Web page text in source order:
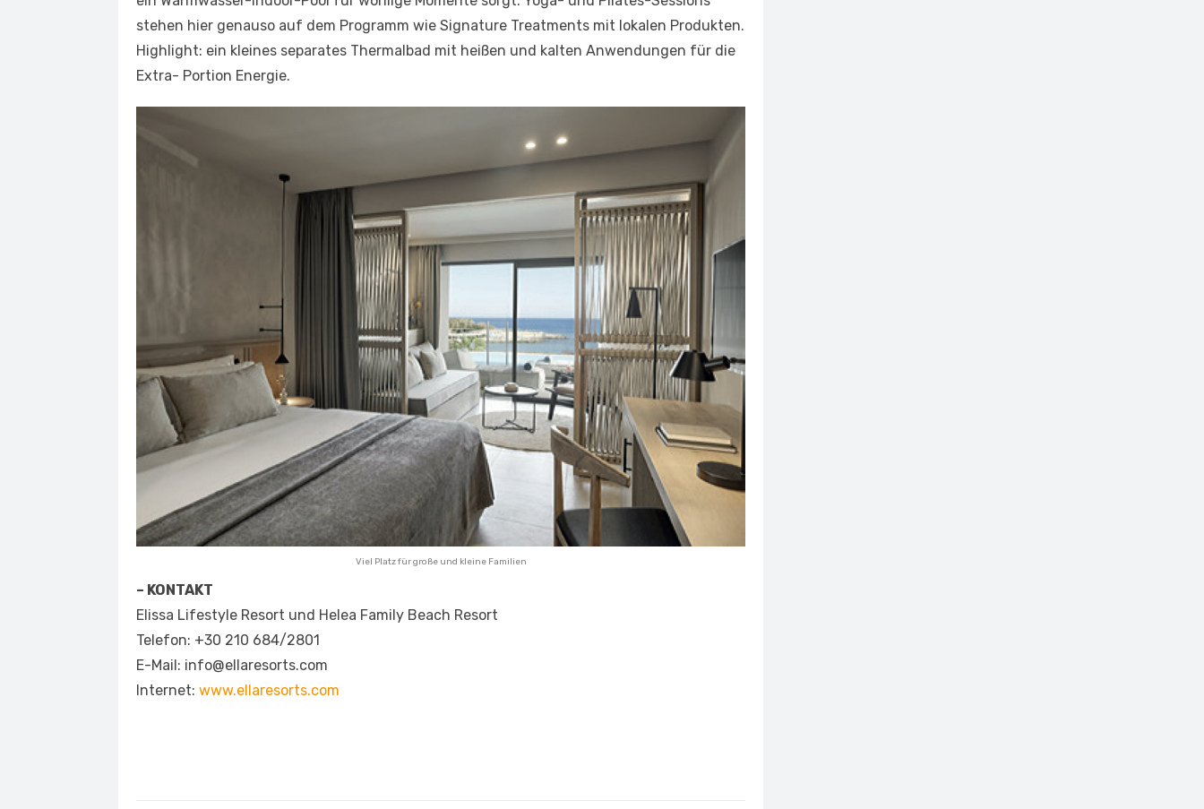
stehen hier genauso auf dem Programm wie Signature Treatments mit lokalen Produkten.
Highlight: ein kleines separates Thermalbad mit heißen und kalten Anwendungen für die
Extra- Portion Energie.
Viel Platz für große und kleine Familien
– KONTAKT
Elissa Lifestyle Resort und Helea Family Beach Resort
Telefon: +30 210 684/2801
E-Mail: info@ellaresorts.com
Internet: www.ellaresorts.com